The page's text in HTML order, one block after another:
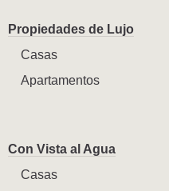
Propiedades de Lujo
Casas
Apartamentos
Con Vista al Agua
Casas